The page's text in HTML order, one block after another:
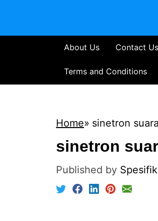
About Us Contact Us
Terms and Conditions
Home sinetron
sinetron
Published by